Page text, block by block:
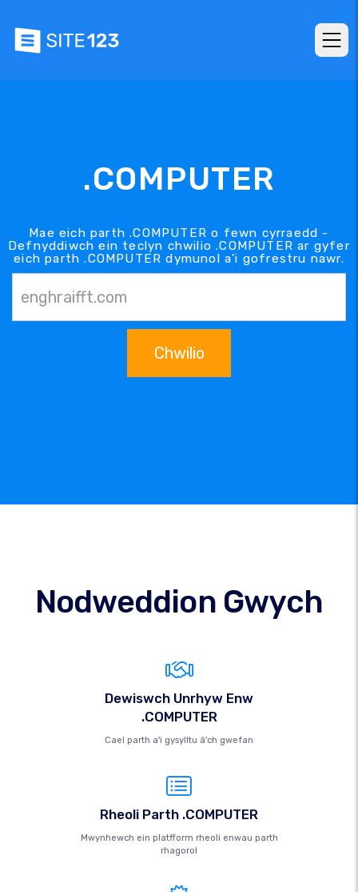
.COMPUTER
Mae eich parth .COMPUTER o fewn cyrraedd -
Defnyddiwch ein teclyn chwilio .COMPUTER ar gyfer
eich parth .COMPUTER dymunol a'i gofrestru nawr.
Chwilio
Nodweddion Gwych
Dewiswch Unrhyw Enw
.COMPUTER
Cael parth a'i gysylltu â'ch gwefan
Rheoli Parth .COMPUTER
Mwynhewch ein platfform rheoli enwau parth
rhagorol